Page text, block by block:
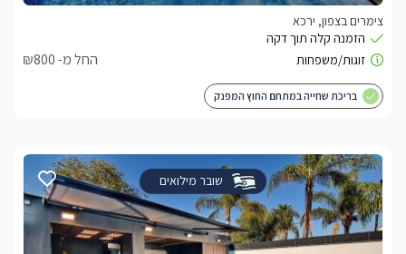
צימרים בצפון, ירכא
החל מ- ₪800
בריכת שחייה במתחם החוץ המפנק
שובר מילואים